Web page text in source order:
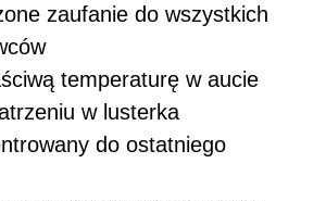
zaufanie do wszystkich
temperaturę w aucie
w lusterka
do ostatniego